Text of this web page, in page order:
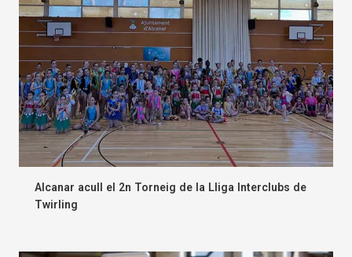
Alcanar acull el 2n Torneig de la Lliga Interclubs de
Twirling